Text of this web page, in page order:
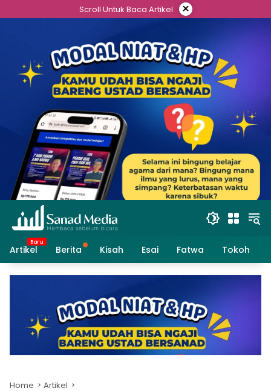
to
Scroll Untuk Baca Artikel ×
Artikel Berita Kisah Esai Fatwa Tokoh
Home Artikel